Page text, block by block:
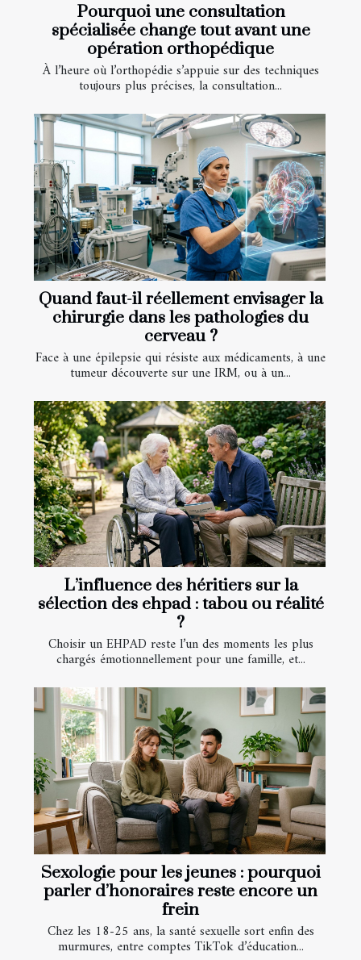
Pourquoi une consultation
spécialisée change tout avant une
opération orthopédique
À l’heure où l’orthopédie s’appuie sur des techniques
toujours plus précises, la consultation...
Quand faut-il réellement envisager la
chirurgie dans les pathologies du
cerveau ?
Face à une épilepsie qui résiste aux médicaments, à une
tumeur découverte sur une IRM, ou à un...
L’influence des héritiers sur la
sélection des ehpad : tabou ou réalité
?
Choisir un EHPAD reste l’un des moments les plus
chargés émotionnellement pour une famille, et...
Sexologie pour les jeunes : pourquoi
parler d’honoraires reste encore un
frein
Chez les 18-25 ans, la santé sexuelle sort enfin des
murmures, entre comptes TikTok d’éducation...